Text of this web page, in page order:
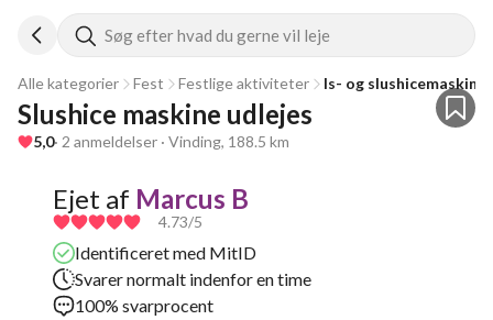
Søg efter hvad du gerne vil leje
Alle kategorier Fest Festlige aktiviteter Is- og slushicemaskine
Slushice maskine udlejes
5,0· 2 anmeldelser · Vinding, 188.5 km
Ejet af Marcus B
4.73/5
Identificeret med MitID
Svarer normalt indenfor en time
100% svarprocent